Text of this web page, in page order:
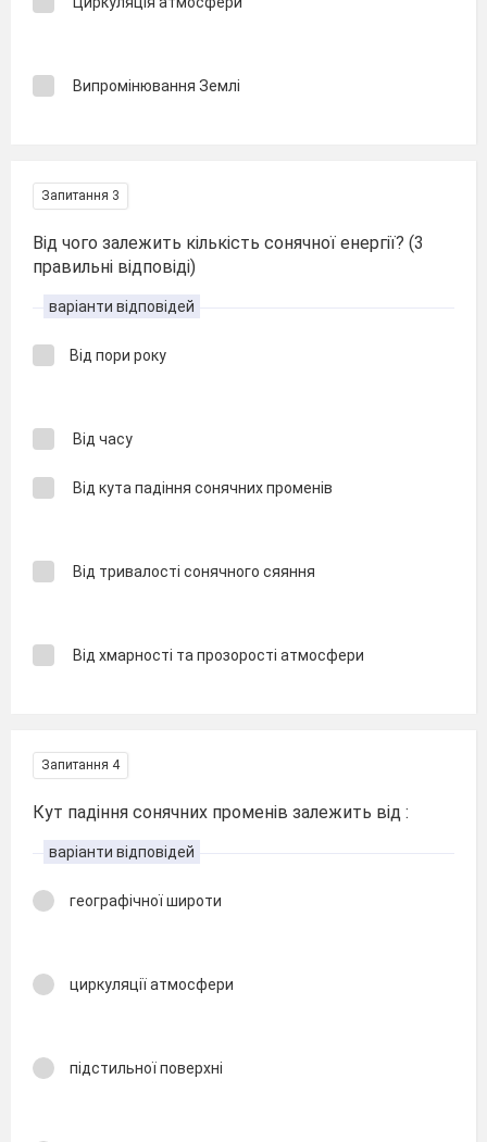
Випромінювання Землі
Запитання 3
Від чого залежить кількість сонячної енергії? (3
правильні відповіді)
варіанти відповідей
Від пори року
Від часу
Від кута падіння сонячних променів
Від тривалості сонячного сяяння
Від хмарності та прозорості атмосфери
Запитання 4
Кут падіння сонячних променів залежить від :
варіанти відповідей
географічної широти
циркуляції атмосфери
підстильної поверхні